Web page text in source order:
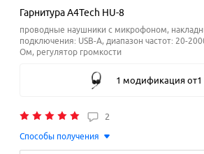
Гарнитура A4Tech HU-8
проводные наушники с микрофоном,
подключения: USB-A, диапазон частот: 20-
Ом, регулятор громкости
1 модификация от1
2
Способы получения